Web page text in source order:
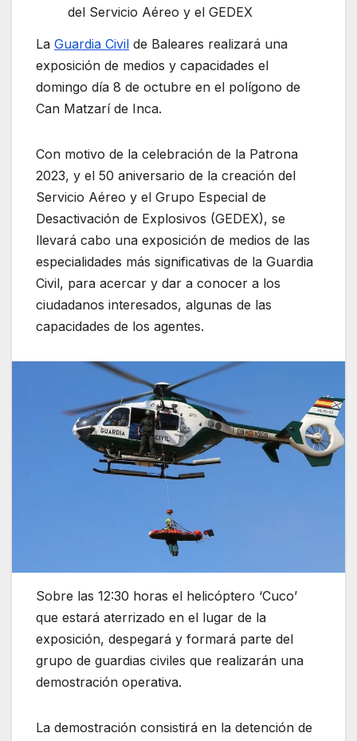
del Servicio Aéreo y el GEDEX
La Guardia Civil de Baleares realizará una
exposición de medios y capacidades el
domingo día 8 de octubre en el polígono de
Can Matzarí de Inca.
Con motivo de la celebración de la Patrona
2023, y el 50 aniversario de la creación del
Servicio Aéreo y el Grupo Especial de
Desactivación de Explosivos (GEDEX), se
llevará cabo una exposición de medios de las
especialidades más significativas de la Guardia
Civil, para acercar y dar a conocer a los
ciudadanos interesados, algunas de las
capacidades de los agentes.
Sobre las 12:30 horas el helicóptero ‘Cuco’
que estará aterrizado en el lugar de la
exposición, despegará y formará parte del
grupo de guardias civiles que realizarán una
demostración operativa.
La demostración consistirá en la detención de